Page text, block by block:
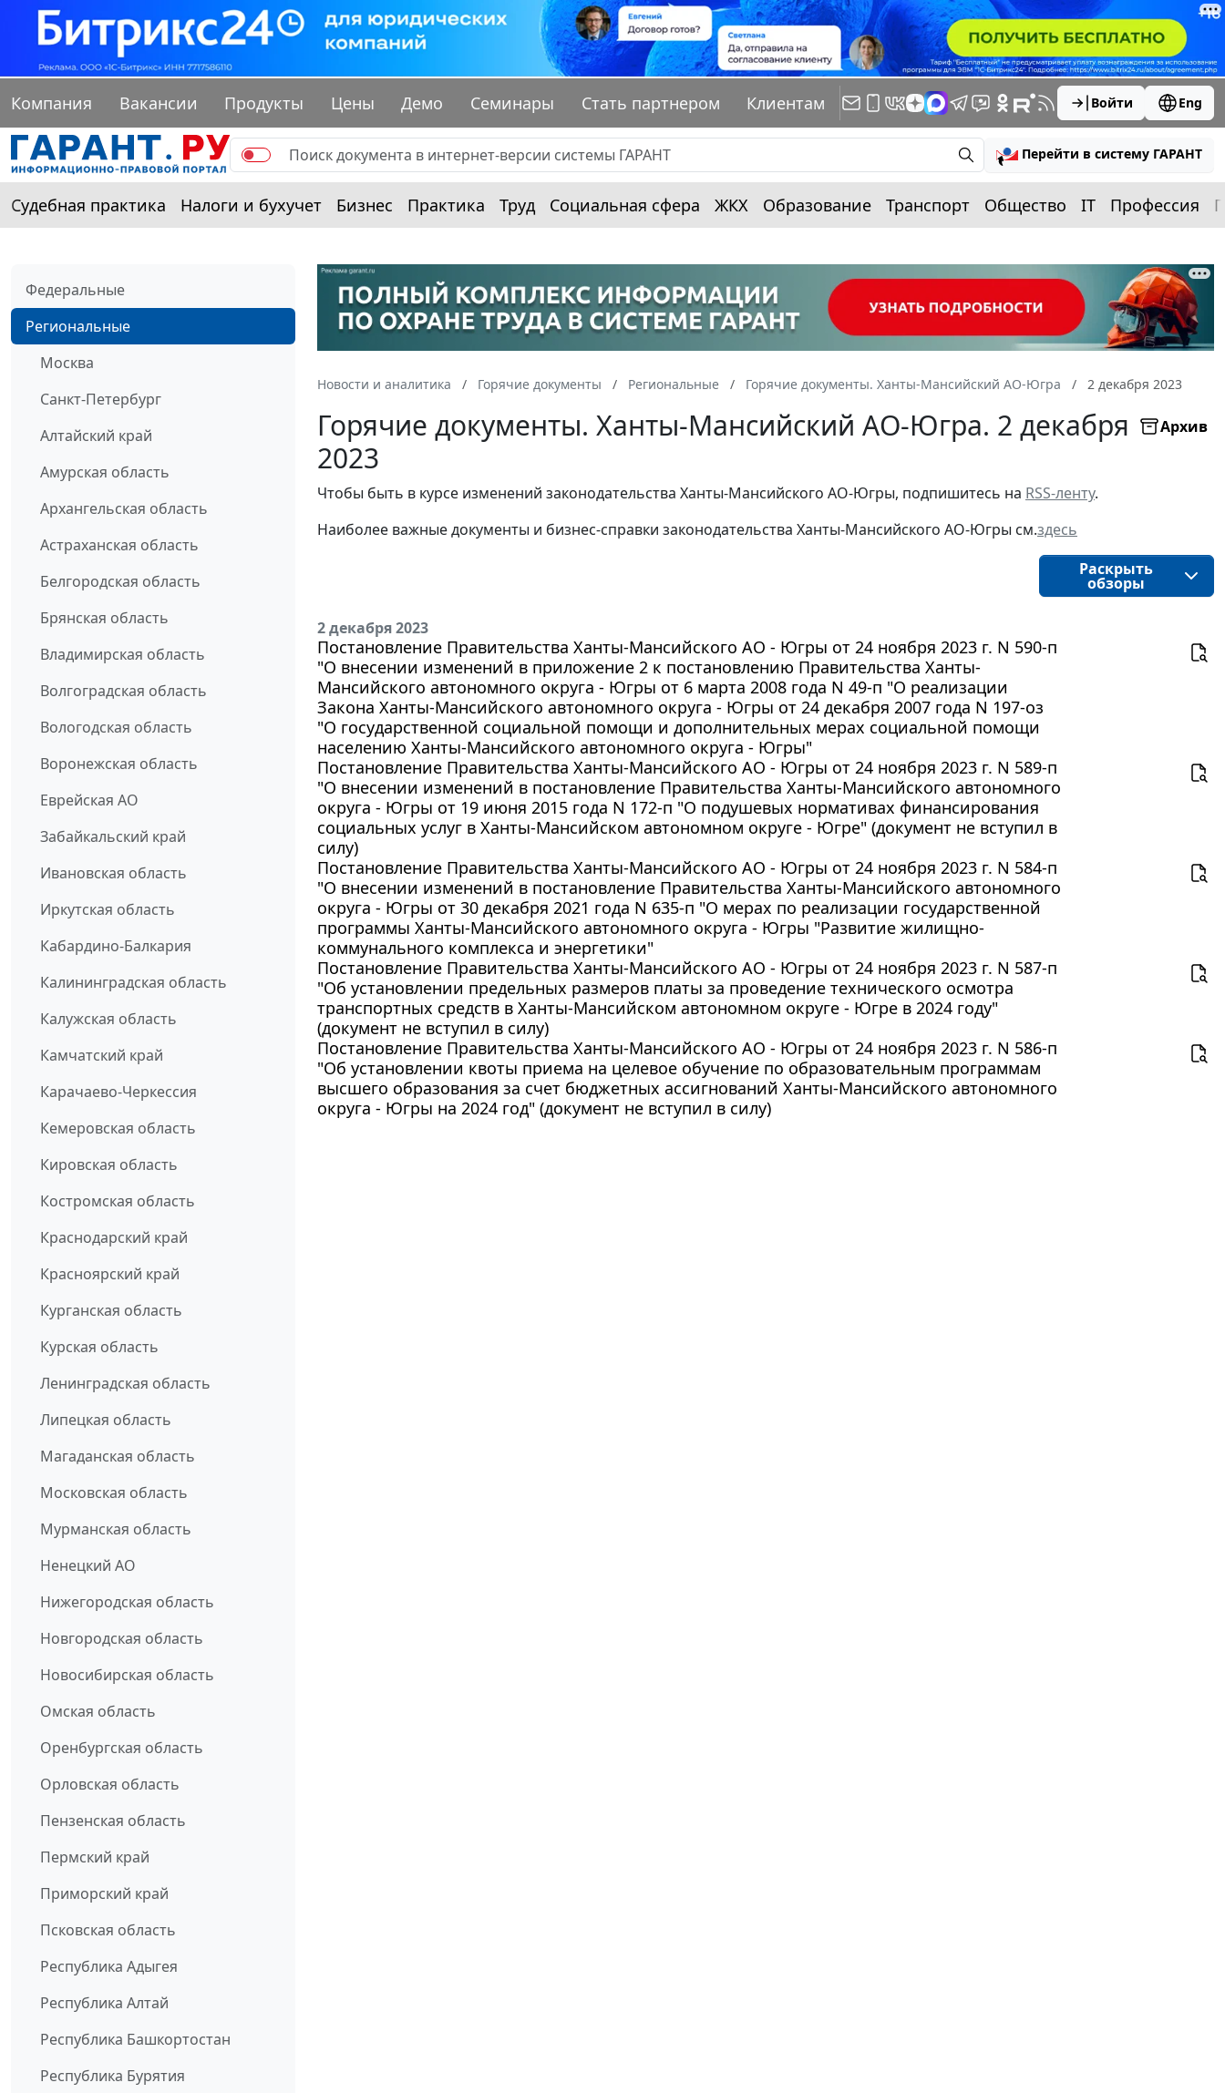
Компания Вакансии Продукты Цены Демо Семинары Стать партнером Клиентам Войти Eng
Перейти в систему ГАРАНТ
Судебная практика Налоги и бухучет Бизнес Практика Труд Социальная сфера ЖКХ Образование Транспорт Общество IT Профессия
Федеральные
Региональные
Москва
Санкт-Петербург
Алтайский край
Амурская область
Архангельская область
Астраханская область
Белгородская область
Брянская область
Владимирская область
Волгоградская область
Вологодская область
Воронежская область
Еврейская АО
Забайкальский край
Ивановская область
Иркутская область
Кабардино-Балкария
Калининградская область
Калужская область
Камчатский край
Карачаево-Черкессия
Кемеровская область
Кировская область
Костромская область
Краснодарский край
Красноярский край
Курганская область
Курская область
Ленинградская область
Липецкая область
Магаданская область
Московская область
Мурманская область
Ненецкий АО
Нижегородская область
Новгородская область
Новосибирская область
Омская область
Оренбургская область
Орловская область
Пензенская область
Пермский край
Приморский край
Псковская область
Республика Адыгея
Республика Алтай
Республика Башкортостан
Республика Бурятия
Новости и аналитика Горячие документы Региональные Горячие документы. Ханты-Мансийский АО-Югра 2 декабря 2023
Горячие документы. Ханты-Мансийский АО-Югра. 2 декабря
2023
Архив
Чтобы быть в курсе изменений законодательства Ханты-Мансийского АО-Югры, подпишитесь на RSS-ленту.
Наиболее важные документы и бизнес-справки законодательства Ханты-Мансийского АО-Югры см.здесь
Раскрыть
обзоры
2 декабря 2023
Постановление Правительства Ханты-Мансийского АО - Югры от 24 ноября 2023 г. N 590-п
"О внесении изменений в приложение 2 к постановлению Правительства Ханты-
Мансийского автономного округа - Югры от 6 марта 2008 года N 49-п "О реализации
Закона Ханты-Мансийского автономного округа - Югры от 24 декабря 2007 года N 197-оз
"О государственной социальной помощи и дополнительных мерах социальной помощи
населению Ханты-Мансийского автономного округа - Югры"
Постановление Правительства Ханты-Мансийского АО - Югры от 24 ноября 2023 г. N 589-п
"О внесении изменений в постановление Правительства Ханты-Мансийского автономного
округа - Югры от 19 июня 2015 года N 172-п "О подушевых нормативах финансирования
социальных услуг в Ханты-Мансийском автономном округе - Югре" (документ не вступил в
силу)
Постановление Правительства Ханты-Мансийского АО - Югры от 24 ноября 2023 г. N 584-п
"О внесении изменений в постановление Правительства Ханты-Мансийского автономного
округа - Югры от 30 декабря 2021 года N 635-п "О мерах по реализации государственной
программы Ханты-Мансийского автономного округа - Югры "Развитие жилищно-
коммунального комплекса и энергетики"
Постановление Правительства Ханты-Мансийского АО - Югры от 24 ноября 2023 г. N 587-п
"Об установлении предельных размеров платы за проведение технического осмотра
транспортных средств в Ханты-Мансийском автономном округе - Югре в 2024 году"
(документ не вступил в силу)
Постановление Правительства Ханты-Мансийского АО - Югры от 24 ноября 2023 г. N 586-п
"Об установлении квоты приема на целевое обучение по образовательным программам
высшего образования за счет бюджетных ассигнований Ханты-Мансийского автономного
округа - Югры на 2024 год" (документ не вступил в силу)